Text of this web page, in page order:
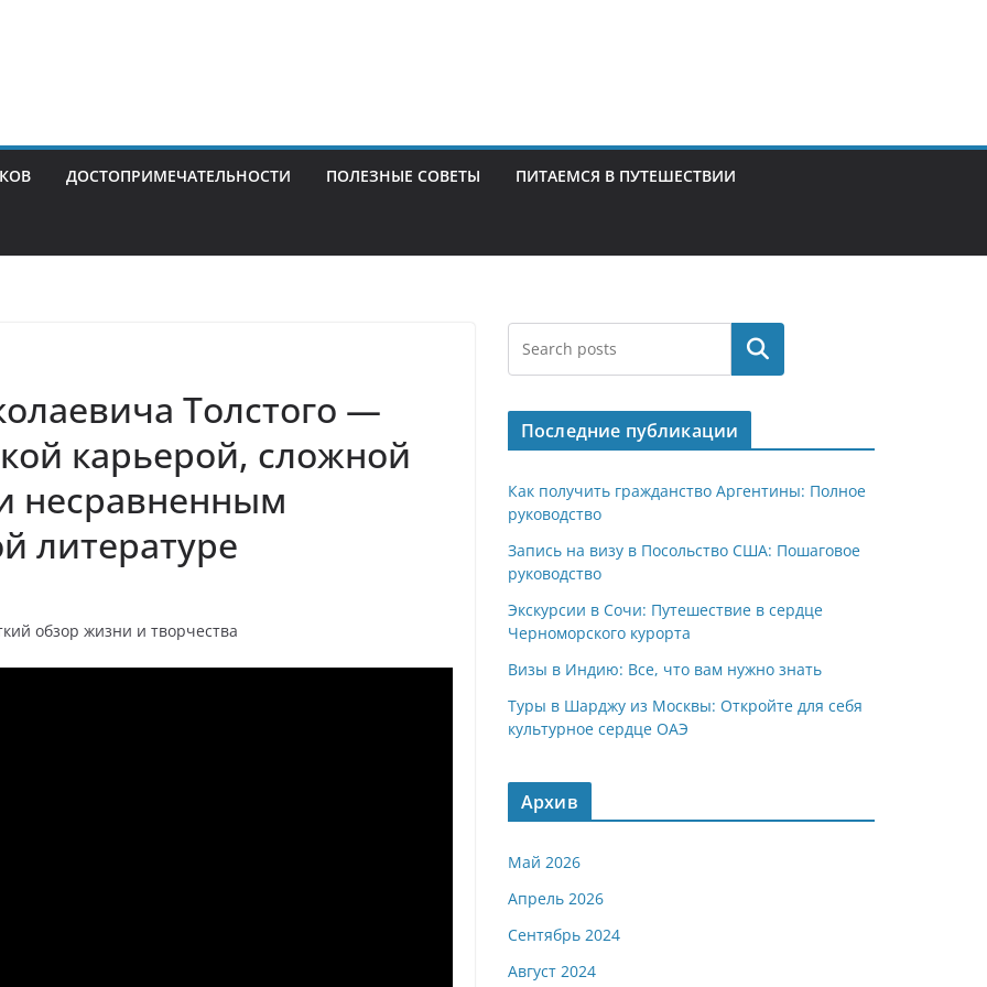
ДОСТОПРИМЕЧАТЕЛЬНОСТИ ПОЛЕЗНЫЕ СОВЕТЫ ПИТАЕМСЯ В ПУТЕШЕСТВИИ
Толстого —
карьерой, сложной
несравненным
литературе
Поиск
Последние публикации
Как получить гражданство Аргентины: Полное
руководство
Запись на визу в Посольство США: Пошаговое
руководство
Экскурсии в Сочи: Путешествие в сердце
Черноморского курорта
Визы в Индию: Все, что вам нужно знать
Туры в Шарджу из Москвы: Откройте для себя
культурное сердце ОАЭ
Архив
Май 2026
Апрель 2026
Сентябрь 2024
Август 2024